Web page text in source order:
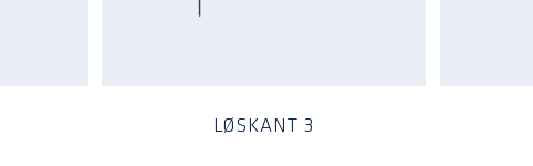
LØSKANT 3